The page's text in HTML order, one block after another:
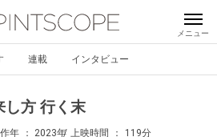
連載 インタビュー
し方 行く末
年 2023年 上映時間
119分